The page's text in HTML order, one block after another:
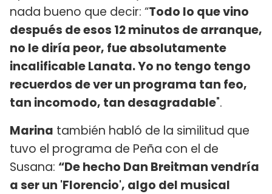
nada bueno que decir: “Todo lo que vino
después de esos 12 minutos de arranque,
no le diría peor, fue absolutamente
incalificable Lanata. Yo no tengo tengo
recuerdos de ver un programa tan feo,
tan incomodo, tan desagradable".
Marina también habló de la similitud que
tuvo el programa de Peña con el de
Susana: “De hecho Dan Breitman vendría
a ser un 'Florencio', algo del musical